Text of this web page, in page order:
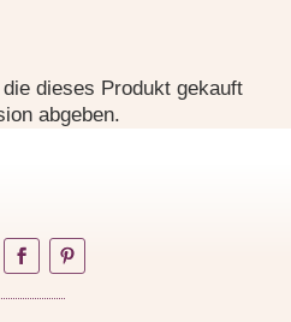
dieses Produkt gekauft
abgeben.